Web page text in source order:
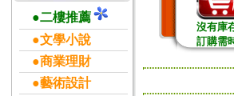
●二樓推薦
●文學小說
●商業理財
●藝術設計
沒有庫
訂購需